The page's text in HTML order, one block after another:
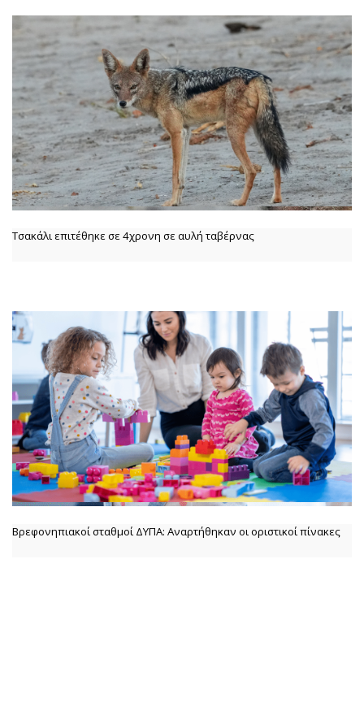
Τσακάλι επιτέθηκε σε 4χρονη σε αυλή ταβέρνας
Βρεφονηπιακοί σταθμοί ΔΥΠΑ: Αναρτήθηκαν οι οριστικοί πίνακες